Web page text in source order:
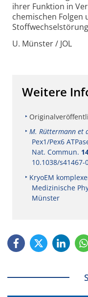
ihrer Funktion in
chemischen Folgen
U. Münster / JOL
Weitere
M. Rüttermann et
Pex1/Pex6
Nat. Commun.
10.1038/s41467-
KryoEM
Medizinische
Münster